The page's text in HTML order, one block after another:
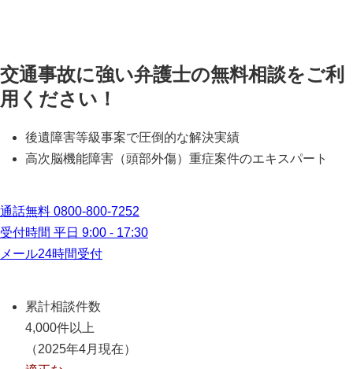
交通事故に強い弁護士の無料相談をご利
用ください！
後遺障害等級事案で圧倒的な解決実績
高次脳機能障害（頭部外傷）重症案件のエキスパート
通話無料 0800-800-7252
受付時間 平日 9:00 - 17:30
メール24時間受付
累計相談件数
4,000件以上
（2025年4月現在）